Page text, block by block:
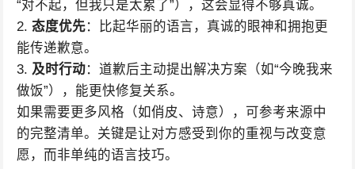
“对不起，但我只是太累了”），这会显得不够真诚。
2. 态度优先：比起华丽的语言，真诚的眼神和拥抱更
能传递歉意。
3. 及时行动：道歉后主动提出解决方案（如“今晚我来
做饭”），能更快修复关系。
如果需要更多风格（如俏皮、诗意），可参考来源中
的完整清单。关键是让对方感受到你的重视与改变意
愿，而非单纯的语言技巧。